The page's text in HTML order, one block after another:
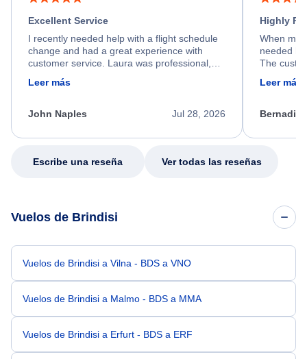
Excellent Service
I recently needed help with a flight schedule
change and had a great experience with
customer service. Laura was professional,
friendly, and very helpful throughout the
process. She quickly found a solution and
appreciate her excellent service.
Leer más
Jul 28, 2026
John Naples
Highly
When my
needed
The
calm,
my issue.
Leer más
Escribe una reseña Ver todas las reseñas
Vuelos de Brindisi
Vuelos de Brindisi a Vilna - BDS a VNO
Vuelos de Brindisi a Malmo - BDS a MMA
Vuelos de Brindisi a Erfurt - BDS a ERF